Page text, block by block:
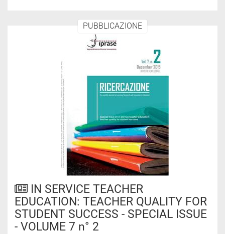
PUBBLICAZIONE
IN SERVICE TEACHER
EDUCATION: TEACHER QUALITY FOR
STUDENT SUCCESS - SPECIAL ISSUE
- VOLUME 7 n° 2